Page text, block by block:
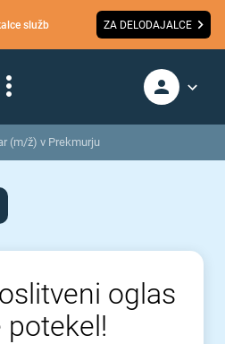
služb ZA DELODAJALCE
(m/ž) v Prekmurju
oglas
potekel!